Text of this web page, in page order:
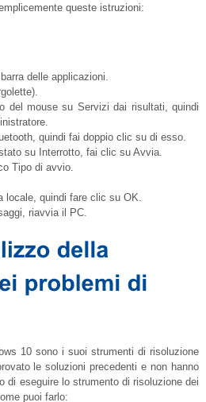
queste istruzioni:
delle applicazioni.
del mouse su Servizi dai risultati, quindi
quindi fai doppio clic su di esso.
su Interrotto, fai clic su Avvia.
Tipo di avvio.
locale, quindi fare clic su OK.
riavvia il PC.
10 sono i suoi strumenti di risoluzione
le soluzioni precedenti e non hanno
di eseguire lo strumento di risoluzione dei
puoi farlo: